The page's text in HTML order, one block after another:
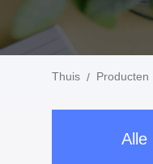
Thuis / Producten
Alle